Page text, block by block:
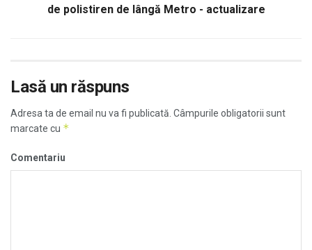
de polistiren de lângă Metro - actualizare
Lasă un răspuns
Adresa ta de email nu va fi publicată. Câmpurile obligatorii sunt
marcate cu *
Comentariu